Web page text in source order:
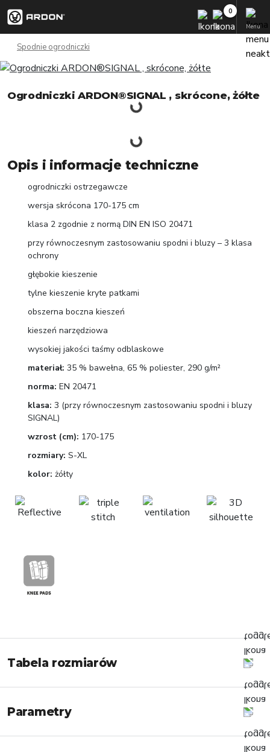
Menu
Spodnie ogrodniczki
Ogrodniczki ARDON®SIGNAL , skrócone, żółte
Opis i informacje techniczne
ogrodniczki ostrzegawcze
wersja skrócona 170-175 cm
klasa 2 zgodnie z normą DIN EN ISO 20471
przy równoczesnym zastosowaniu spodni i bluzy – 3 klasa
ochrony
głębokie kieszenie
tylne kieszenie kryte patkami
obszerna boczna kieszeń
kieszeń narzędziowa
wysokiej jakości taśmy odblaskowe
materiał: 35 % bawełna, 65 % poliester, 290 g/m²
norma: EN 20471
klasa: 3 (przy równoczesnym zastosowaniu spodni i bluzy
SIGNAL)
wzrost (cm): 170-175
rozmiary: S-XL
kolor: żółty
Tabela rozmiarów
Parametry